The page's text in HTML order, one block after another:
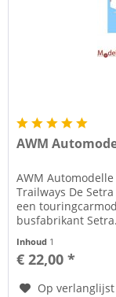
AWM
AWM Automodelle
Trailways De Setra
een
busfabrikant
Inhoud 1
€ 22,00 *
Op verlanglijst